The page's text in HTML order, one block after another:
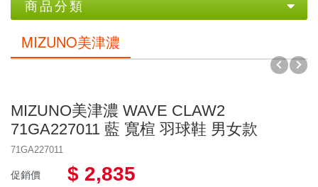
商品分類
優惠專區
【YONEX服飾促銷組合】➨ 3件組合再打7折
【YONEX優乃克】羽球拍$2300 買一送一
【群岳 F4】★2代羽球拍 $3000買一送一★
【群岳 CY】★運動毛巾 $399買一送一★
MIZUNO美津濃
MIZUNO美津濃 WAVE CLAW2
71GA227011 藍 寬楦 羽球鞋 男女款
71GA227011
促銷價 $ 2,835